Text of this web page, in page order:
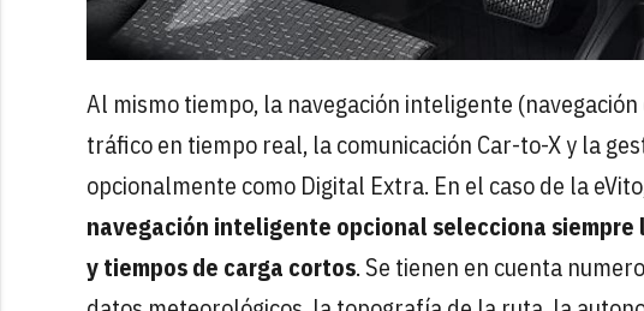
Al mismo tiempo, la navegación inteligente
tráfico en tiempo real, la comunicación Car-to-X y la
opcionalmente como Digital Extra. En el caso de la
navegación inteligente opcional selecciona siempre
y tiempos de carga cortos. Se tienen en cuenta